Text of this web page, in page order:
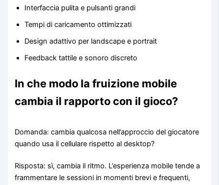
Interfaccia pulita e pulsanti grandi
Tempi di caricamento ottimizzati
Design adattivo per landscape e portrait
Feedback tattile e sonoro discreto
In che modo la fruizione mobile
cambia il rapporto con il gioco?
Domanda: cambia qualcosa nell’approccio del giocatore
quando usa il cellulare rispetto al desktop?
Risposta: sì, cambia il ritmo. L’esperienza mobile tende a
frammentare le sessioni in momenti brevi e frequenti,